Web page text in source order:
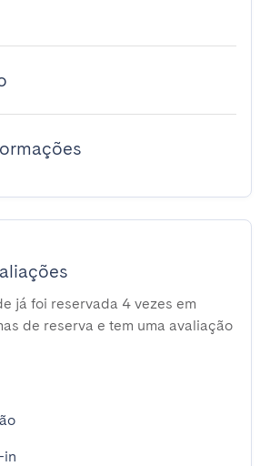
já foi reservada 4 vezes em
de reserva e tem uma avaliação
in